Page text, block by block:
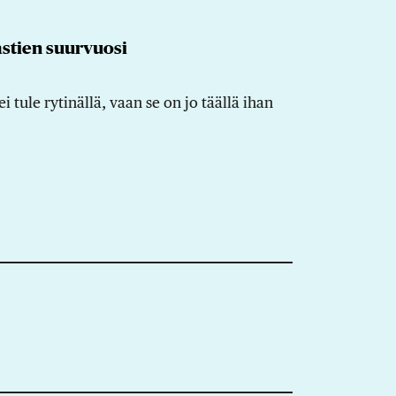
suurvuosi
tule rytinällä, vaan se on jo täällä ihan